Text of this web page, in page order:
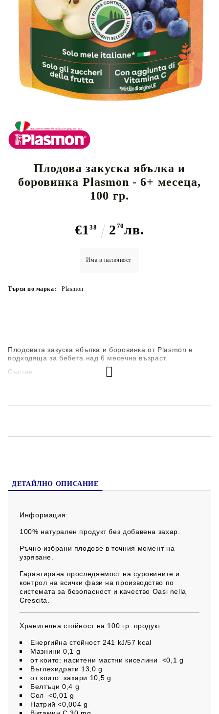
Плодова закуска ябълка и
боровинка Plasmon - 6+ месеца,
100 гр.
€138 2 70лв.
Има в наличност
Плодовата закуска ябълка и боровинка от Plasmon е
подходяща за бебета над 6 месечна възраст.
Състав:
Търси по марка: Plasmon
ДЕТАЙЛНО ОПИСАНИЕ
Информация:
100% натурален продукт без добавена захар.
Ръчно избрани плодове в точния момент на
узряване.
Гарантирана проследяемост на суровините и
контрол на всички фази на производство по
системата за безопасност и качество Oasi nella
Crescita.
Хранителна стойност на 100 гр. продукт:
Енергийна стойност 241 kJ/57 kcal
Мазнини 0,1 g
от които: наситени мастни киселини
<0,1 g
Въглехидрати 13,0 g
от които: захари 10,5 g
Белтъци 0,4 g
Сол
<0,01 g
Натрий <0,004 g